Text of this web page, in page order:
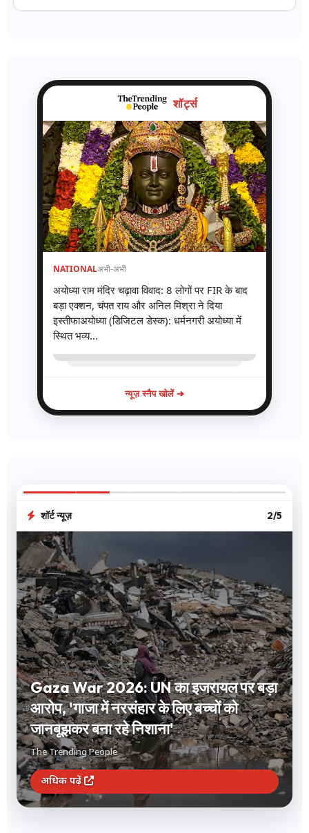
शॉर्ट्स
NATIONALअभी-अभी
अयोध्या राम मंदिर चढ़ावा विवाद: 8 लोगों पर FIR के बाद
बड़ा एक्शन, चंपत राय और अनिल मिश्रा ने दिया
इस्तीफाअयोध्या (डिजिटल डेस्क): धर्मनगरी अयोध्या में
स्थित भव्य...
न्यूज़ स्नैप खोलें ➔
शॉर्ट न्यूज़ 2/5
Gaza War 2026: UN का इजरायल पर बड़ा
आरोप, 'गाजा में नरसंहार के लिए बच्चों को
जानबूझकर बना रहे निशाना'
The Trending People
अधिक पढ़ें